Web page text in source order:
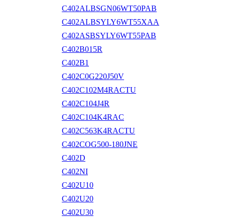
C402ALBSGN06WT50PAB
C402ALBSYLY6WT55XAA
C402ASBSYLY6WT55PAB
C402B015R
C402B1
C402C0G220J50V
C402C102M4RACTU
C402C104J4R
C402C104K4RAC
C402C563K4RACTU
C402COG500-180JNE
C402D
C402NI
C402U10
C402U20
C402U30